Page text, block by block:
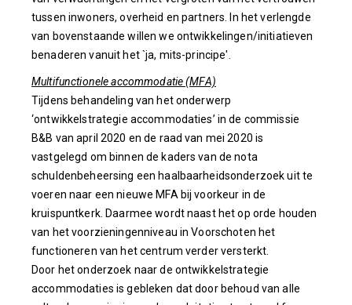
tussen inwoners, overheid en partners. In het verlengde
van bovenstaande willen we ontwikkelingen/initiatieven
benaderen vanuit het `ja, mits-principe'.
Multifunctionele accommodatie (MFA)
Tijdens behandeling van het onderwerp
‘ontwikkelstrategie accommodaties’ in de commissie
B&B van april 2020 en de raad van mei 2020 is
vastgelegd om binnen de kaders van de nota
schuldenbeheersing een haalbaarheidsonderzoek uit te
voeren naar een nieuwe MFA bij voorkeur in de
kruispuntkerk. Daarmee wordt naast het op orde houden
van het voorzieningenniveau in Voorschoten het
functioneren van het centrum verder versterkt.
Door het onderzoek naar de ontwikkelstrategie
accommodaties is gebleken dat door behoud van alle